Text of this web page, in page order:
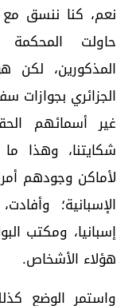
نعم، كنا ننسق
حاولت المحكمة
المذكورين، لكن
الجزائري بجوازات
غير أسمائهم
شكايتنا، وهذا
لأماكن وجودهم
الإسبانية؛
إسبانيا، ومكتب
هؤلاء الأشخاص.